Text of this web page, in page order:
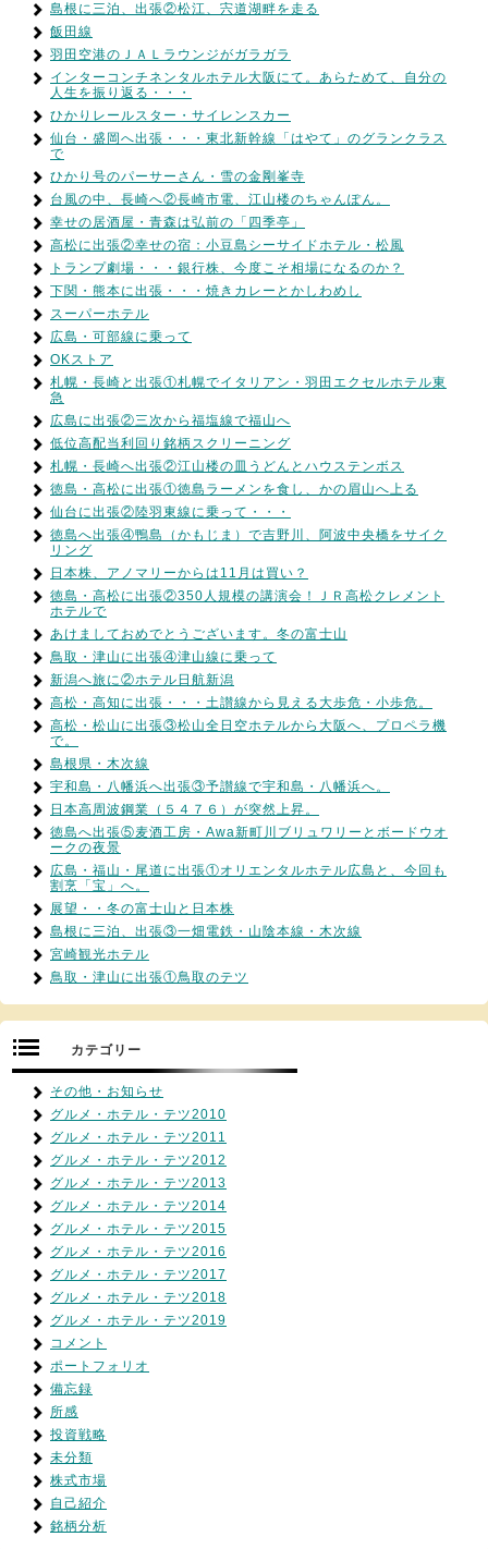
島根に三泊、出張②松江、宍道湖畔を走る
飯田線
羽田空港のＪＡＬラウンジがガラガラ
インターコンチネンタルホテル大阪にて。あらためて、自分の
人生を振り返る・・・
ひかりレールスター・サイレンスカー
仙台・盛岡へ出張・・・東北新幹線「はやて」のグランクラス
で
ひかり号のパーサーさん・雪の金剛峯寺
台風の中、長崎へ②長崎市電、江山楼のちゃんぽん。
幸せの居酒屋・青森は弘前の「四季亭」
高松に出張②幸せの宿：小豆島シーサイドホテル・松風
トランプ劇場・・・銀行株、今度こそ相場になるのか？
下関・熊本に出張・・・焼きカレーとかしわめし
スーパーホテル
広島・可部線に乗って
OKストア
札幌・長崎と出張①札幌でイタリアン・羽田エクセルホテル東
急
広島に出張②三次から福塩線で福山へ
低位高配当利回り銘柄スクリーニング
札幌・長崎へ出張②江山楼の皿うどんとハウステンボス
徳島・高松に出張①徳島ラーメンを食し、かの眉山へ上る
仙台に出張②陸羽東線に乗って・・・
徳島へ出張④鴨島（かもじま）で吉野川、阿波中央橋をサイク
リング
日本株、アノマリーからは11月は買い？
徳島・高松に出張②350人規模の講演会！ＪＲ高松クレメント
ホテルで
あけましておめでとうございます。冬の富士山
鳥取・津山に出張④津山線に乗って
新潟へ旅に②ホテル日航新潟
高松・高知に出張・・・土讃線から見える大歩危・小歩危。
高松・松山に出張③松山全日空ホテルから大阪へ、プロペラ機
で。
島根県・木次線
宇和島・八幡浜へ出張③予讃線で宇和島・八幡浜へ。
日本高周波鋼業（５４７６）が突然上昇。
徳島へ出張⑤麦酒工房・Awa新町川ブリュワリーとボードウオ
ークの夜景
広島・福山・尾道に出張①オリエンタルホテル広島と、今回も
割烹「宝」へ。
展望・・冬の富士山と日本株
島根に三泊、出張③一畑電鉄・山陰本線・木次線
宮崎観光ホテル
鳥取・津山に出張①鳥取のテツ
カテゴリー
その他・お知らせ
グルメ・ホテル・テツ2010
グルメ・ホテル・テツ2011
グルメ・ホテル・テツ2012
グルメ・ホテル・テツ2013
グルメ・ホテル・テツ2014
グルメ・ホテル・テツ2015
グルメ・ホテル・テツ2016
グルメ・ホテル・テツ2017
グルメ・ホテル・テツ2018
グルメ・ホテル・テツ2019
コメント
ポートフォリオ
備忘録
所感
投資戦略
未分類
株式市場
自己紹介
銘柄分析